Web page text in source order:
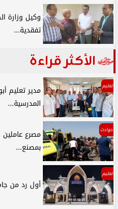
وكيل وزارة
تفقدية...
الأكثر قراءة
تعليم
مدير تعليم
المدرسية...
حوادث
مصرع عاملين
بمصنع...
تعليم
أول رد من